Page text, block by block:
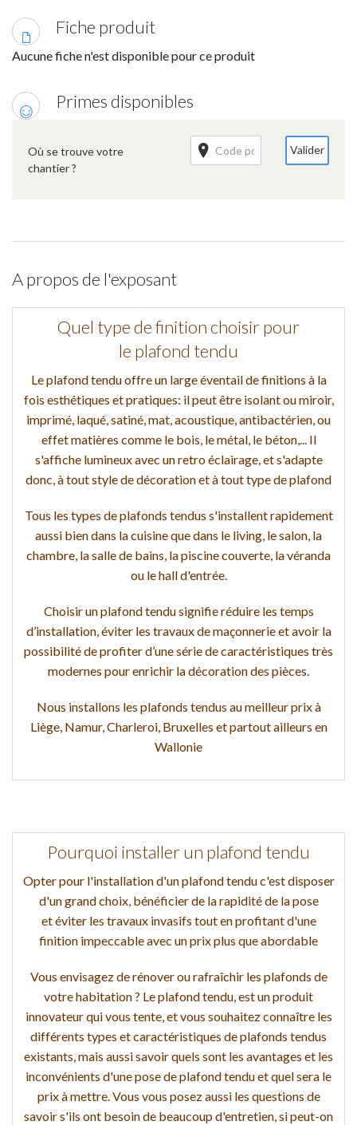
Fiche produit
Aucune fiche n'est disponible pour ce produit
Primes disponibles
Où se trouve votre
chantier ?
Valider
A propos de l'exposant
Quel type de finition choisir pour
le plafond tendu
Le plafond tendu offre un large éventail de finitions à la
fois esthétiques et pratiques: il peut être isolant ou miroir,
imprimé, laqué, satiné, mat, acoustique, antibactérien, ou
effet matières comme le bois, le métal, le béton,... Il
s'affiche lumineux avec un retro éclairage, et s'adapte
donc, à tout style de décoration et à tout type de plafond
Tous les types de plafonds tendus s'installent rapidement
aussi bien dans la cuisine que dans le living, le salon, la
chambre, la salle de bains, la piscine couverte, la véranda
ou le hall d'entrée.
Choisir un plafond tendu signifie réduire les temps
d’installation, éviter les travaux de maçonnerie et avoir la
possibilité de profiter d’une série de caractéristiques très
modernes pour enrichir la décoration des pièces.
Nous installons les plafonds tendus au meilleur prix à
Liège, Namur, Charleroi, Bruxelles et partout ailleurs en
Wallonie
Pourquoi installer un plafond tendu
Opter pour l'installation d'un plafond tendu c'est disposer
d'un grand choix, bénéficier de la rapidité de la pose
et éviter les travaux invasifs tout en profitant d'une
finition impeccable avec un prix plus que abordable
Vous envisagez de rénover ou rafraîchir les plafonds de
votre habitation ? Le plafond tendu, est un produit
innovateur qui vous tente, et vous souhaitez connaître les
différents types et caractéristiques de plafonds tendus
existants, mais aussi savoir quels sont les avantages et les
inconvénients d'une pose de plafond tendu et quel sera le
prix à mettre. Vous vous posez aussi les questions de
savoir s'ils ont besoin de beaucoup d'entretien, si peut-on